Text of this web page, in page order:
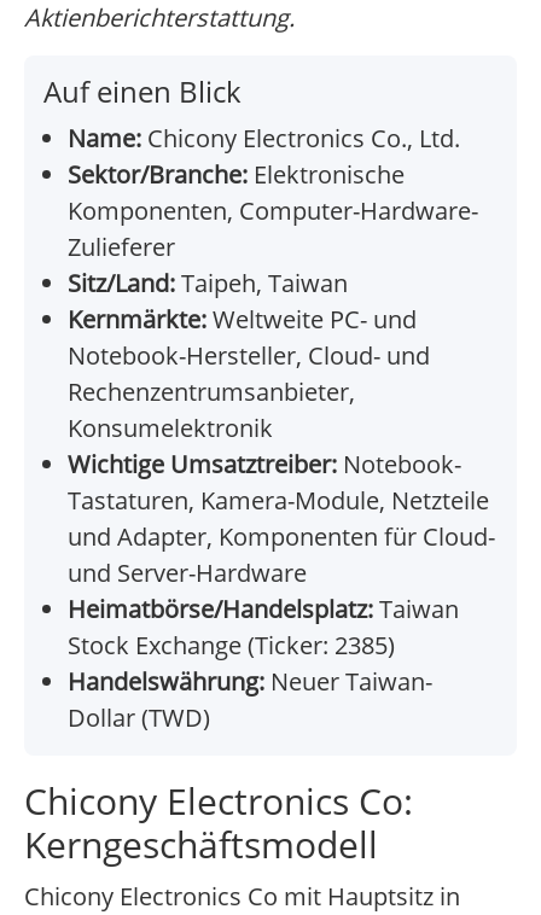
Aktienberichterstattung.
Auf einen Blick
Name: Chicony Electronics Co., Ltd.
Sektor/Branche: Elektronische
Komponenten, Computer-Hardware-
Zulieferer
Sitz/Land:Taipeh, Taiwan
Kernmärkte:Weltweite PC- und
Notebook-Hersteller, Cloud- und
Rechenzentrumsanbieter,
Konsumelektronik
Wichtige Umsatztreiber: Notebook-
Tastaturen, Kamera-Module, Netzteile
und Adapter, Komponenten für Cloud-
und Server-Hardware
Heimatbörse/Handelsplatz:Taiwan
Stock Exchange (Ticker: 2385)
Handelswährung: Neuer Taiwan-
Dollar (TWD)
Chicony Electronics Co:
Kerngeschäftsmodell
Chicony Electronics Co mit Hauptsitz in